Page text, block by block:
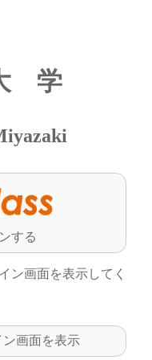
学
する
ン画面を表示してく
ン画面を表示